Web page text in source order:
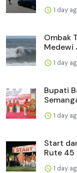
1 day
Ombak
Medewi
1 day
Bupati
1 day
Start
Rute 45
1 day